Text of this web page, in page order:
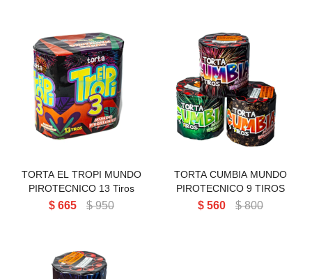
TORTA EL TROPI MUNDO
PIROTECNICO 13 Tiros
TORTA EL TROPI MUNDO
PIROTECNICO 13 Tiros
$ 665 $ 950
TORTA CUMBIA MUNDO
PIROTECNICO 9 TIROS
TORTA CUMBIA MUNDO
PIROTECNICO 9 TIROS
$ 560 $ 800